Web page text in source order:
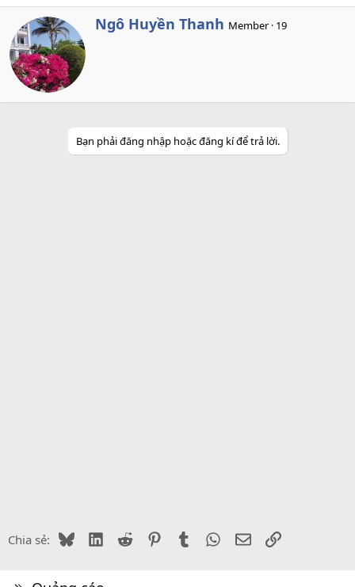
W
n
Ngô Huyền Thanh Member · 19
Bạn phải đăng nhập hoặc đăng kí để trả lời.
Chia sẻ: BlueskyLinkedIn
Reddit PinterestTumblr WhatsApp
EmailLink